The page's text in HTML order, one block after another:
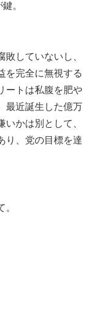
。
していないし、
を完全に無視する
ートは私腹を肥や
最近誕生した億万
かは別として、
り、党の目標を達